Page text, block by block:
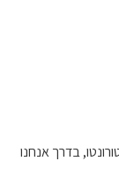
בדרך אנחנו